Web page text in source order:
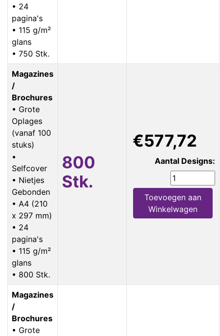
• 24
pagina's
• 115 g/m²
glans
• 750 Stk.
Magazines
/
Brochures
• Grote
Oplages
(vanaf 100
stuks)
•
Selfcover
• Nietjes
Gebonden
• A4 (210
x 297 mm)
• 24
pagina's
• 115 g/m²
glans
• 800 Stk.
800
Stk.
€577,72
Aantal Designs:
Toevoegen aan
Winkelwagen
Magazines
/
Brochures
• Grote